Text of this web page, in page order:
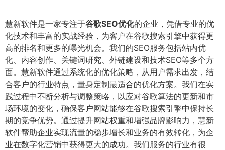
慧新软件是一家专注于谷歌SEO优化的企业，凭借专业的优
化技术和丰富的实战经验，为客户在谷歌搜索引擎中获得更
高的排名和更多的曝光机会。我们的SEO服务包括站内优
化、内容创作、关键词研究、外链建设和技术SEO等多个方
面。慧新软件通过系统化的优化策略，从用户需求出发，结
合客户的行业特点，量身定制最适合的优化方案。我们在实
践过程中不断分析与调整策略，以应对谷歌算法的更新和市
场环境的变化，确保客户网站能够在谷歌搜索引擎中保持长
期的竞争优势。通过提升网站权重和增强品牌影响力，慧新
软件帮助企业实现流量的稳步增长和业务的有效转化，为企
业在数字化营销中获得更大的成功。我们服务的行业有很